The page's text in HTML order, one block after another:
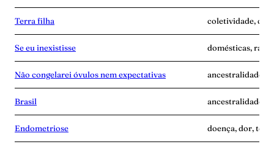
Terra filha coletividade,
Se eu inexistisse domésticas,
Não congelarei óvulos nem expectativas ancestralidade,
Brasil ancestralidade,
Endometriose doença, dor,